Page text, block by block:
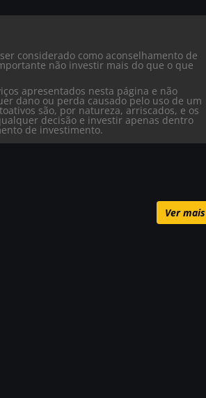
considerado como aconselhamento de
não investir mais do que o que
apresentados nesta página e não
dano ou perda causado pelo uso de um
são, por natureza, arriscados, e os
decisão e investir apenas dentro
de investimento.
Ver mais